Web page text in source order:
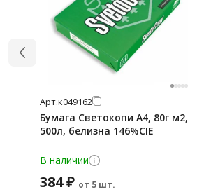
Арт.к049162
Бумага Светокопи А4, 80г м2,
500л, белизна 146%CIE
В наличии
384 ₽ от 5 шт.